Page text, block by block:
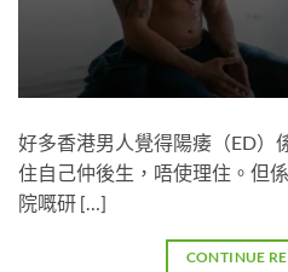
好多香港男人覺得陽痿（ED）
住自己仲後生，唔使理住。但
院嘅研 […]
CONTINUE